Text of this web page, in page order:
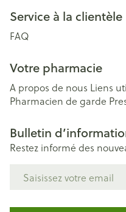
Service à la clientèle
FAQ
Votre pharmacie
A propos de nous Liens
Pharmacien de garde
Bulletin
Restez informé des